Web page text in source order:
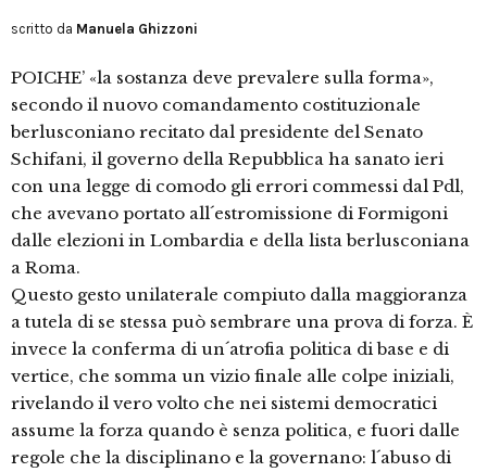
scritto da Manuela Ghizzoni
POICHE’ «la sostanza deve prevalere sulla forma»,
secondo il nuovo comandamento costituzionale
berlusconiano recitato dal presidente del Senato
Schifani, il governo della Repubblica ha sanato ieri
con una legge di comodo gli errori commessi dal Pdl,
che avevano portato all´estromissione di Formigoni
dalle elezioni in Lombardia e della lista berlusconiana
a Roma.
Questo gesto unilaterale compiuto dalla maggioranza
a tutela di se stessa può sembrare una prova di forza. È
invece la conferma di un´atrofia politica di base e di
vertice, che somma un vizio finale alle colpe iniziali,
rivelando il vero volto che nei sistemi democratici
assume la forza quando è senza politica, e fuori dalle
regole che la disciplinano e la governano: l´abuso di